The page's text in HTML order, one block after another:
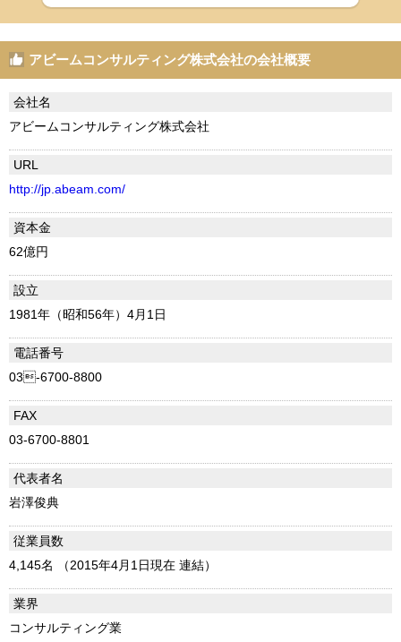
アビームコンサルティング株式会社の会社概要
会社名
アビームコンサルティング株式会社
URL
http://jp.abeam.com/
資本金
62億円
設立
1981年（昭和56年）4月1日
電話番号
03-6700-8800
FAX
03-6700-8801
代表者名
岩澤俊典
従業員数
4,145名 （2015年4月1日現在 連結）
業界
コンサルティング業